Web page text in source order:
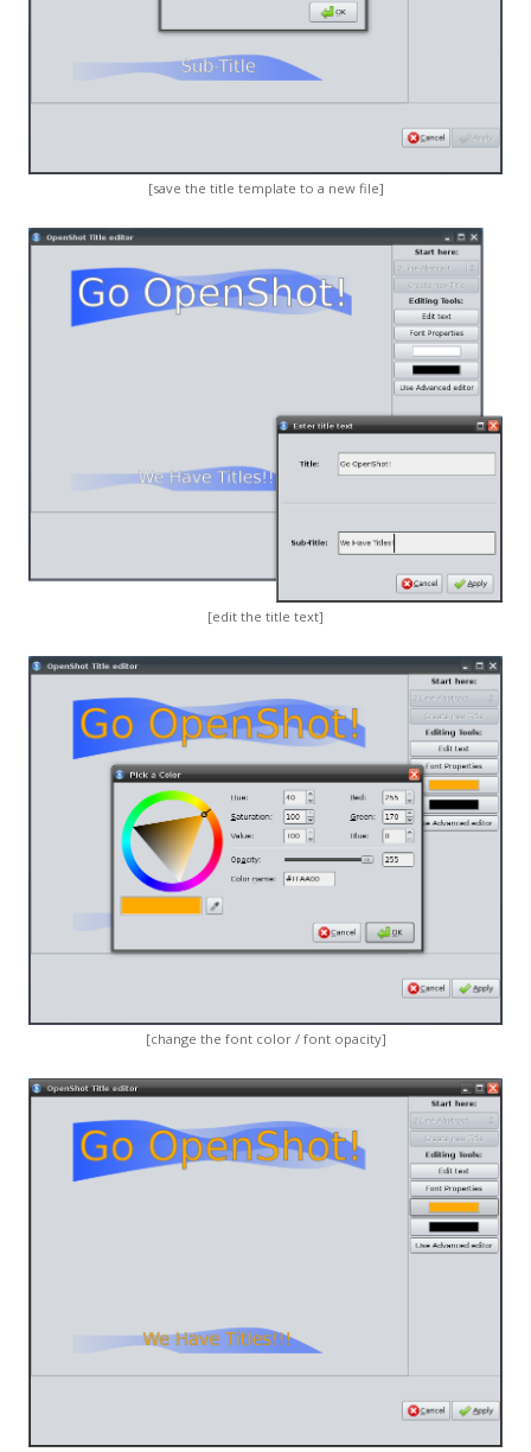
[save the title template to a new file]
[edit the title text]
[change the font color / font opacity]